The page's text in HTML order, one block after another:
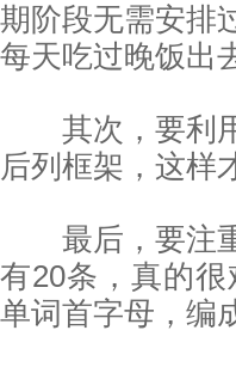
期阶段无需安排
每天吃过晚饭出
其次，要利用
后列框架，这样
最后，要注重
有20条，真的
单词首字母，编